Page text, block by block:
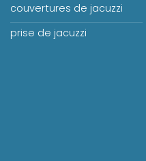
couvertures de jacuzzi
prise de jacuzzi